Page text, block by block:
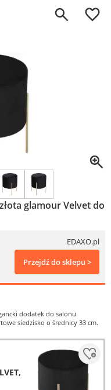
0
glamour Velvet do
EDAXO.pl
Przejdź do sklepu >
dodatek do salonu.
siedzisko o średnicy 33 cm.